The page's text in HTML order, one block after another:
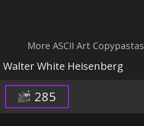
More ASCII Art Copypastas
Walter White Heisenberg
285